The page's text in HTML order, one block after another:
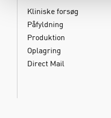
Kliniske forsøg
Påfyldning
Produktion
Oplagring
Direct Mail